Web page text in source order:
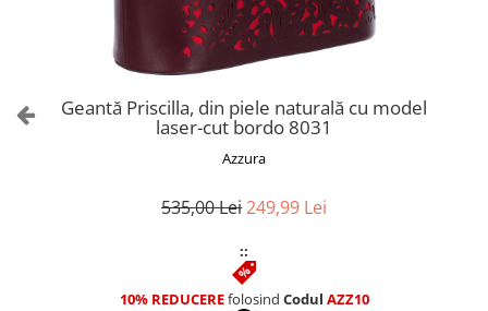
Genți AlbeGeantă Priscilla, din piele naturală cu model
laser-cut bordo 8031
Azzura
535,00 Lei249,99 Lei
::
10% REDUCEREfolosind Codul AZZ10